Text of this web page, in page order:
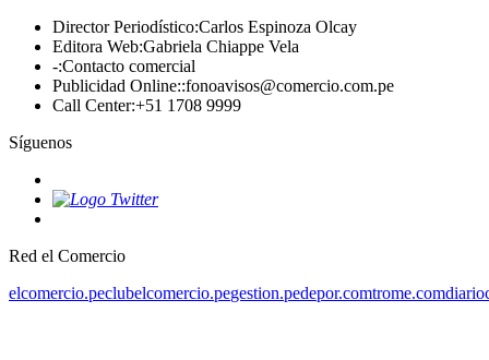
Director Periodístico:Carlos Espinoza Olcay
Editora Web:Gabriela Chiappe Vela
-:Contacto comercial
Publicidad Online::fonoavisos@comercio.com.pe
Call Center:+51 1708 9999
Síguenos
Red el Comercio
elcomercio.peclubelcomercio.pegestion.pedepor.comtrome.com